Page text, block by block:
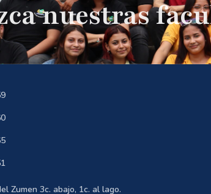
nuestras
Zumen 3c. abajo, 1c. al lago.